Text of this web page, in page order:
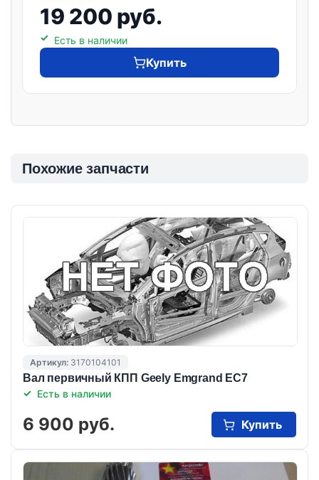
19 200 руб.
Есть в наличии
Купить
Похожие запчасти
Артикул: 3170104101
Вал первичный КПП Geely Emgrand EC7
Есть в наличии
6 900 руб. Купить